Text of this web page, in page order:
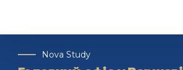
Nova Study